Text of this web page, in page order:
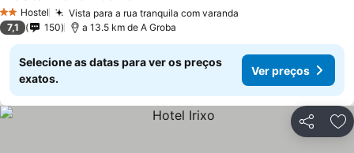
2 Estrelas
Hostel Vista para a rua tranquila com varanda
7,1 150 a 13.5 km de A Groba
Selecione as datas para ver os preços
exatos.
Ver preços
Partilhar